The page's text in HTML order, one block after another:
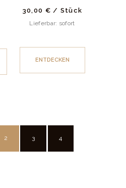
30,00 € / Stück
Lieferbar: sofort
ENTDECKEN
2 3 4